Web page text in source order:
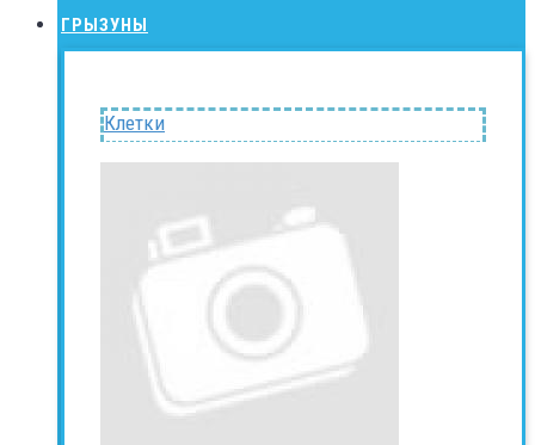
ГРЫЗУНЫ
Клетки